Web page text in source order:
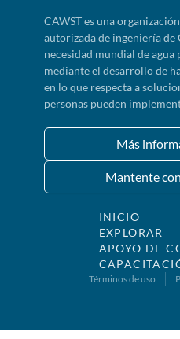
CAWST es una
autorizada de ingeniería de
necesidad mundial de
mediante el desarrollo de
en lo que respecta a
personas pueden
Más
Mantente
INICIO
EXPLORAR
APOYO DE
Términos de uso